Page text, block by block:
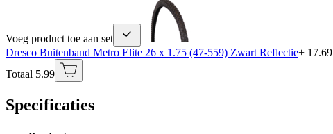
Voeg product toe aan set
Dresco Buitenband Metro Elite 26 x 1.75 (47-559) Zwart Reflectie+ 17.69
Totaal 5.99
Specificaties